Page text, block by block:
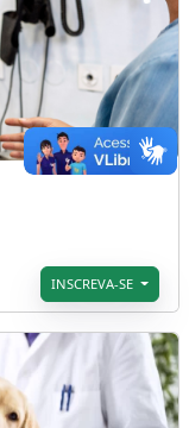
INSCREVA-SE